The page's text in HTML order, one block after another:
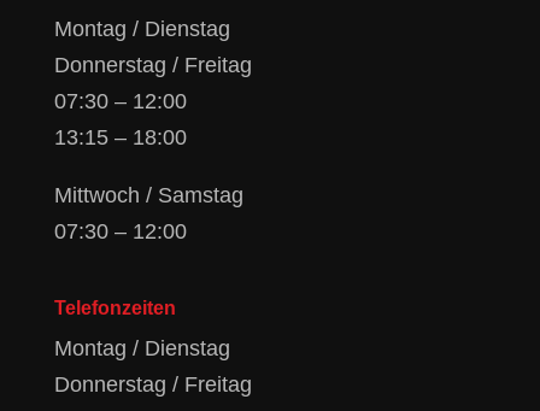
Montag / Dienstag
Donnerstag / Freitag
07:30 – 12:00
13:15 – 18:00
Mittwoch / Samstag
07:30 – 12:00
Telefonzeiten
Montag / Dienstag
Donnerstag / Freitag